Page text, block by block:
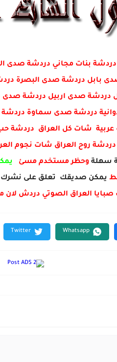
دردشة بنات مجاني دردشة
بابل دردشة صدى البصرة
صدى اربيل دردشة صدى
دردشة صدى سماوة
شات كل العراق دردشة حب
دردشة روح العراق شات نجوم
سهلة وحظر مستخدم مسئ
يمكن صديقك تعلق على نشرك
العراق الصوتي دردش لان